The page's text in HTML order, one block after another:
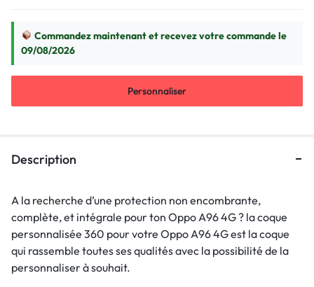
Commandez maintenant et recevez votre commande le
09/08/2026
Personnaliser
Description
A la recherche d’une protection non encombrante,
complète, et intégrale pour ton Oppo A96 4G ? la coque
personnalisée 360 pour votre Oppo A96 4G est la coque
qui rassemble toutes ses qualités avec la possibilité de la
personnaliser à souhait.